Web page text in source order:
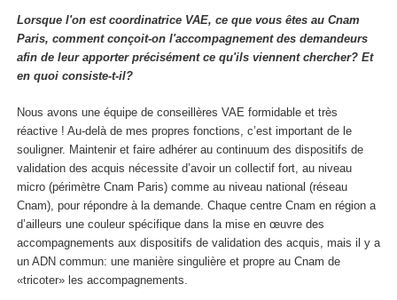
Lorsque l'on est coordinatrice VAE, ce que vous êtes au Cnam
Paris, comment conçoit-on l'accompagnement des demandeurs
afin de leur apporter précisément ce qu'ils viennent chercher? Et
en quoi consiste-t-il?
Nous avons une équipe de conseillères VAE formidable et très
réactive ! Au-delà de mes propres fonctions, c’est important de le
souligner. Maintenir et faire adhérer au continuum des dispositifs de
validation des acquis nécessite d’avoir un collectif fort, au niveau
micro (périmètre Cnam Paris) comme au niveau national (réseau
Cnam), pour répondre à la demande. Chaque centre Cnam en région a
d’ailleurs une couleur spécifique dans la mise en œuvre des
accompagnements aux dispositifs de validation des acquis, mais il y a
un ADN commun: une manière singulière et propre au Cnam de
«tricoter» les accompagnements.